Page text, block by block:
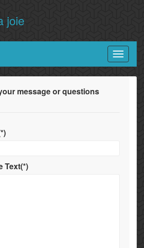
joie
Toggle
message or questions
Text(*)